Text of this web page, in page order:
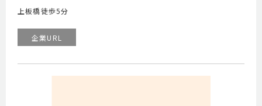
上板橋徒歩5分
企業URL